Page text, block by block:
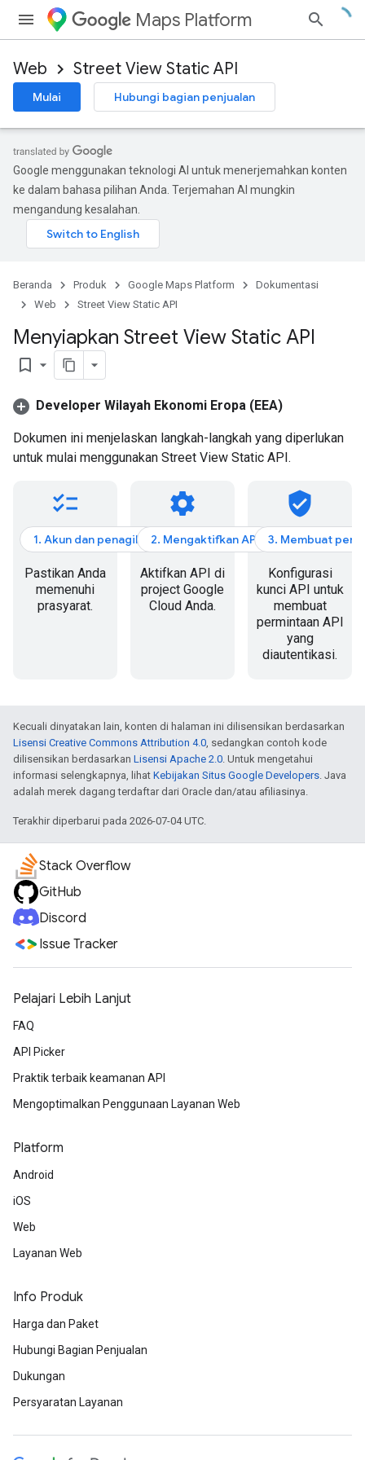
Maps Platform
Web Street View Static API
Mulai Hubungi bagian penjualan
Google menggunakan teknologi AI untuk menerjemahkan konten
ke dalam bahasa pilihan Anda. Terjemahan AI mungkin
mengandung kesalahan.
Beranda Produk Google Maps Platform
Dokumentasi
Web
Street View Static API
Menyiapkan Street View Static API
bookmark_border
Developer Wilayah Ekonomi Eropa (EEA)
Dokumen ini menjelaskan langkah-langkah yang diperlukan
untuk mulai menggunakan Street View Static API.
checklist
1. Akun dan penagihan
Pastikan Anda
memenuhi
prasyarat.
settings
2. Mengaktifkan API
Aktifkan API di
project Google
Cloud Anda.
verified_user
3. Membuat
Konfigurasi
kunci API untuk
membuat
permintaan API
yang
diautentikasi.
Kecuali dinyatakan lain, konten di halaman ini dilisensikan berdasarkan
Lisensi Creative Commons Attribution 4.0, sedangkan contoh kode
dilisensikan berdasarkan Lisensi Apache 2.0. Untuk mengetahui
informasi selengkapnya, lihat Kebijakan Situs Google Developers. Java
adalah merek dagang terdaftar dari Oracle dan/atau afiliasinya.
Terakhir diperbarui pada 2026-07-04 UTC.
Stack Overflow
GitHub
Discord
Issue Tracker
Pelajari Lebih Lanjut
FAQ
API Picker
Praktik terbaik keamanan API
Mengoptimalkan Penggunaan Layanan Web
Platform
Android
iOS
Web
Layanan Web
Info Produk
Harga dan Paket
Hubungi Bagian Penjualan
Dukungan
Persyaratan Layanan